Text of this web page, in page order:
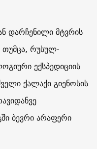
დარჩენილი მტვრის
რუსულ-
ექსპედიციის
ქალაქი გიენოსის
ბევრი არაფერი